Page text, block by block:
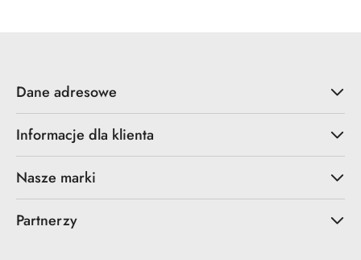
Dane adresowe
Informacje dla klienta
Nasze marki
Partnerzy